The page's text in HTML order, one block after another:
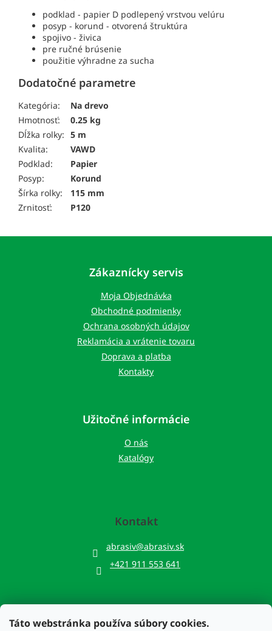
Táto webstránka používa súbory cookies.
podklad - papier D podlepený vrstvou velúru
posyp - korund - otvorená štruktúra
spojivo - živica
pre ručné brúsenie
použitie výhradne za sucha
Dodatočné parametre
Kategória:
Na drevo
Hmotnosť:
0.25 kg
Dĺžka rolky: 5 m
Kvalita:
VAWD
Podklad:
Papier
Posyp:
Korund
Šírka rolky:
115 mm
Zrnitosť:
P120
Zákaznícky servis
Moja Objednávka
Obchodné podmienky
Ochrana osobných údajov
Reklamácia a vrátenie tovaru
Doprava a platba
Kontakty
Užitočné informácie
O nás
Katalógy
Kontakt
abrasiv@abrasiv.sk
+421 911 553 641
Prijímame online platby